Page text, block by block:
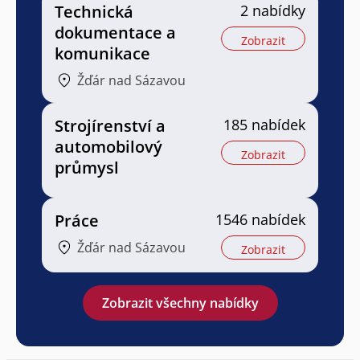
Technická
dokumentace a
komunikace
Žďár nad Sázavou
2 nabídky
Zobrazit
Strojírenství a
automobilový
průmysl
185 nabídek
Zobrazit
Práce
Žďár nad Sázavou
1546 nabídek
Zobrazit
Zobrazit všechny nabídky